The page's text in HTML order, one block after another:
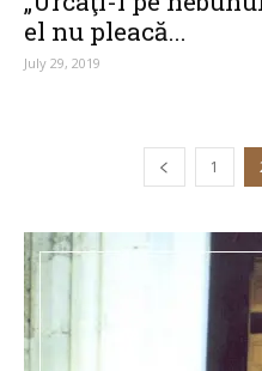
el nu pleacă...
July 29, 2019
1